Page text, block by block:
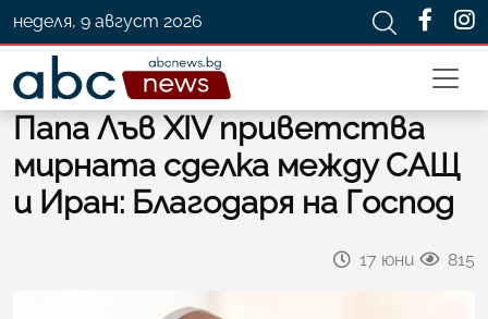
неделя, 9 август 2026
Папа Лъв XIV приветства
мирната сделка между САЩ
и Иран: Благодаря на Господ
17 юни 815